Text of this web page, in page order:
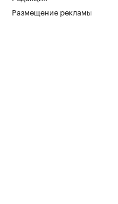
Размещение рекламы